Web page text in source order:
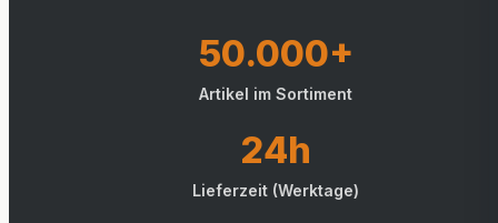
50.000+
Artikel im Sortiment
24h
Lieferzeit (Werktage)